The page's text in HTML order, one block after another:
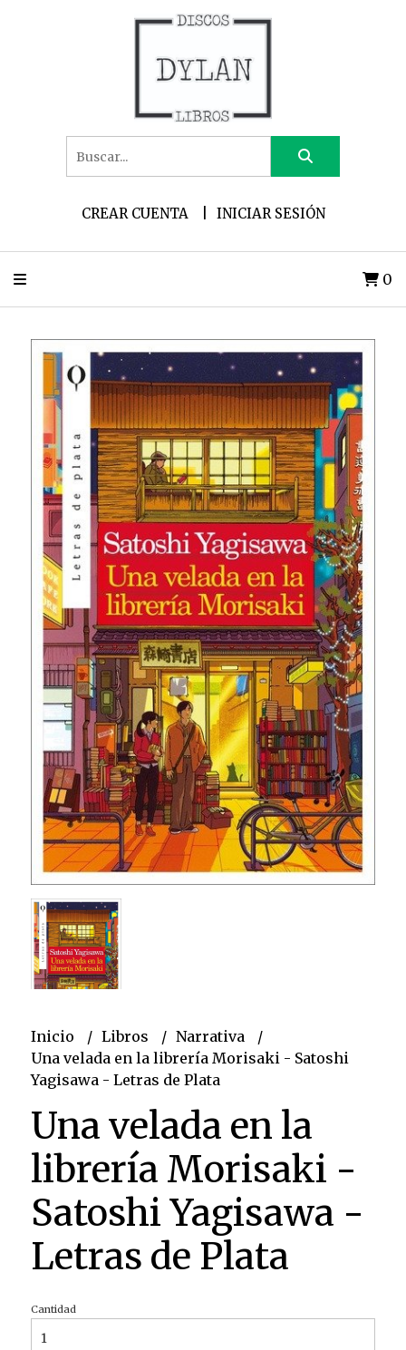
CREAR CUENTA INICIAR SESIÓN
0
Inicio Libros
Narrativa
Una velada en la librería Morisaki - Satoshi
Yagisawa - Letras de Plata
Una velada en la
librería Morisaki -
Satoshi Yagisawa -
Letras de Plata
Cantidad